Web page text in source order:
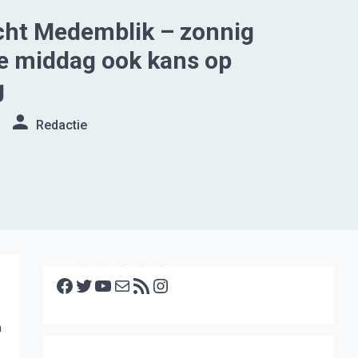
Medemblik – zonnig
middag ook kans op
Redactie
Facebook Twitter YouTube E-mail RSS feed